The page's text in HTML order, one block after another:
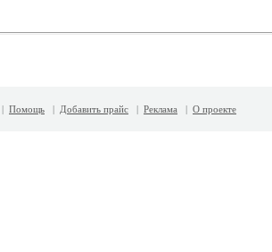
| Помощь | Добавить прайс | Реклама | О проекте